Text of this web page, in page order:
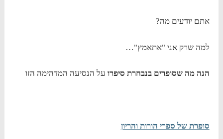
אתם יודעים מה?
למה שרק אני "אתאמץ"…
הנה מה שסופרים בנבחרת סיפרו על הנסיעה המדהימה הזו
סופרת של ספרי הורות והריון